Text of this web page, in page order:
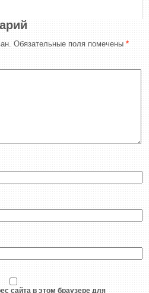
Обязательные поля помечены *
сайта в этом браузере для